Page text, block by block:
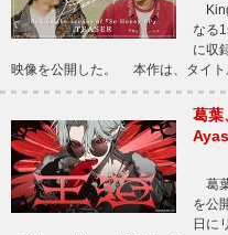
なる
に収
映像を公開した。 本作は、タイ
葛葉
葛
を公
日に